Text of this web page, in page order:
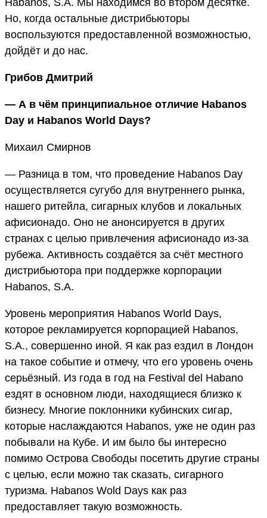
Habanos, S.A. Мы находимся во втором десятке.
Но, когда остальные дистрибьюторы
воспользуются предоставленной возможностью,
дойдёт и до нас.
Грибов Дмитрий
— А в чём принципиальное отличие Habanos
Day и Habanos World Days?
Михаил Смирнов
— Разница в том, что проведение Habanos Day
осуществляется сугубо для внутреннего рынка,
нашего ритейла, сигарных клубов и локальных
афисионадо. Оно не анонсируется в других
странах с целью привлечения афисионадо из-за
рубежа. Активность создаётся за счёт местного
дистрибьютора при поддержке корпорации
Habanos, S.A.
Уровень мероприятия Habanos World Days,
которое рекламируется корпорацией Habanos,
S.A., совершенно иной. Я как раз ездил в Лондон
на такое событие и отмечу, что его уровень очень
серьёзный. Из года в год на Festival del Habano
ездят в основном люди, находящиеся близко к
бизнесу. Многие поклонники кубинских сигар,
которые наслаждаются Habanos, уже не один раз
побывали на Кубе. И им было бы интересно
помимо Острова Свободы посетить другие страны
с целью, если можно так сказать, сигарного
туризма. Habanos Wold Days как раз
предоставляет такую возможность.